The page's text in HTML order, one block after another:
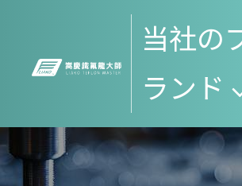
当社の
ランド